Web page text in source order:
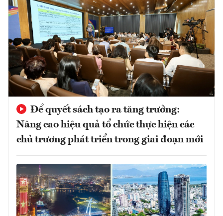
Để quyết sách tạo ra tăng trưởng:
Nâng cao hiệu quả tổ chức thực hiện các
chủ trương phát triển trong giai đoạn mới